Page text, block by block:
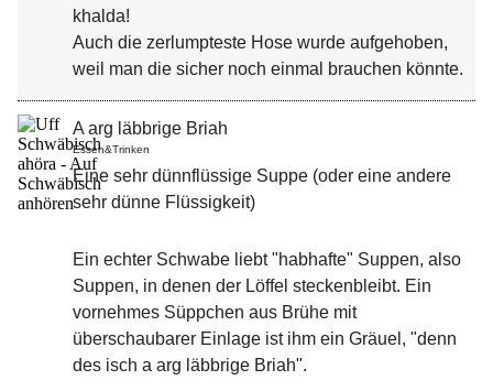
khalda!
Auch die zerlumpteste Hose wurde aufgehoben,
weil man die sicher noch einmal brauchen könnte.
A arg läbbrige Briah
Essen&Trinken
Eine sehr dünnflüssige Suppe (oder eine andere
sehr dünne Flüssigkeit)
Ein echter Schwabe liebt "habhafte" Suppen, also
Suppen, in denen der Löffel steckenbleibt. Ein
vornehmes Süppchen aus Brühe mit
überschaubarer Einlage ist ihm ein Gräuel, "denn
des isch a arg läbbrige Briah".